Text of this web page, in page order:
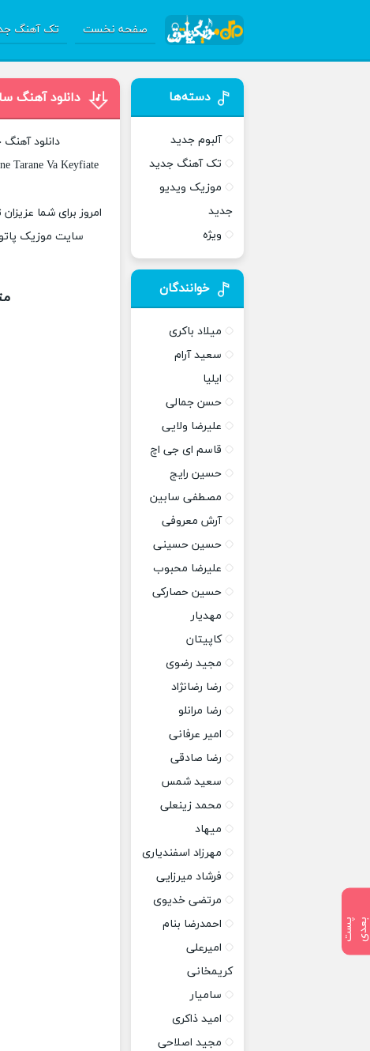
صفحه نخست تک آهنگ
پ
س
ت
ب
ع
د ی
دانلود آهنگ
دانلود
Tarane Va Keyfiate
امروز برای شما
سایت موزیک
دسته‌ها
آلبوم جدید
تک آهنگ جدید
موزیک ویدیو
جدید
ویژه
خوانندگان
میلاد باکری
سعید آرام
ایلیا
حسن جمالی
علیرضا ولایی
قاسم ای جی اچ
حسین رایج
مصطفی سابین
آرش معروفی
حسین حسینی
علیرضا محبوب
حسین حصارکی
مهدیار
کاپیتان
مجید رضوی
رضا رضانژاد
رضا مرانلو
امیر عرفانی
رضا صادقی
سعید شمس
محمد زینعلی
میهاد
مهرزاد اسفندیاری
فرشاد میرزایی
مرتضی خدیوی
احمدرضا بنام
امیرعلی
کریمخانی
سامیار
امید ذاکری
مجید اصلاحی